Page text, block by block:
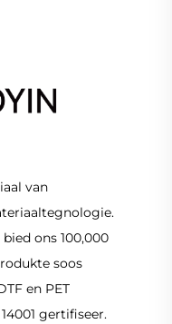
van
ons 100,000
soos
en PET
gertifiseer.